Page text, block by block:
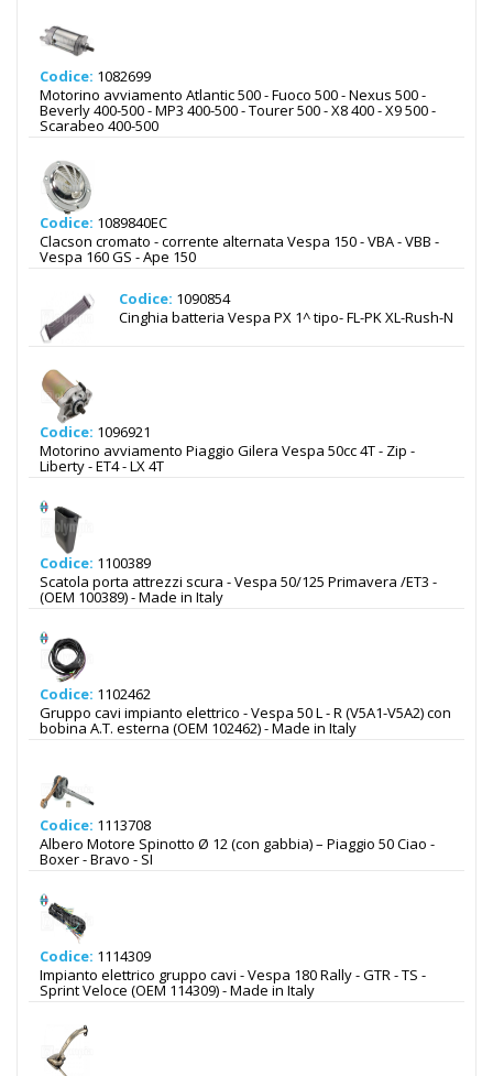
Codice: 1082699
Motorino avviamento Atlantic 500 - Fuoco 500 - Nexus 500 -
Beverly 400-500 - MP3 400-500 - Tourer 500 - X8 400 - X9 500 -
Scarabeo 400-500
Codice: 1089840EC
Clacson cromato - corrente alternata Vespa 150 - VBA - VBB -
Vespa 160 GS - Ape 150
Codice: 1090854
Cinghia batteria Vespa PX 1^ tipo- FL-PK XL-Rush-N
Codice: 1096921
Motorino avviamento Piaggio Gilera Vespa 50cc 4T - Zip -
Liberty - ET4 - LX 4T
Codice: 1100389
Scatola porta attrezzi scura - Vespa 50/125 Primavera /ET3 -
(OEM 100389) - Made in Italy
Codice: 1102462
Gruppo cavi impianto elettrico - Vespa 50 L - R (V5A1-V5A2) con
bobina A.T. esterna (OEM 102462) - Made in Italy
Codice: 1113708
Albero Motore Spinotto Ø 12 (con gabbia) – Piaggio 50 Ciao -
Boxer - Bravo - SI
Codice: 1114309
Impianto elettrico gruppo cavi - Vespa 180 Rally - GTR - TS -
Sprint Veloce (OEM 114309) - Made in Italy